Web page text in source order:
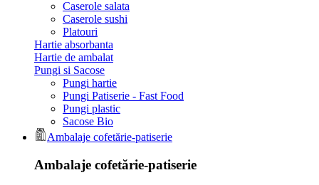
Caserole salata
Caserole sushi
Platouri
Hartie absorbanta
Hartie de ambalat
Pungi si Sacose
Pungi hartie
Pungi Patiserie - Fast Food
Pungi plastic
Sacose Bio
Ambalaje cofetărie-patiserie
Ambalaje cofetărie-patiserie